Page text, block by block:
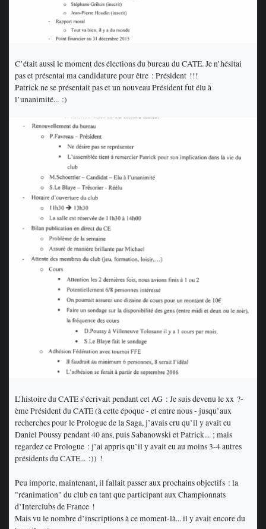
C’était aussi le moment des élections du bureau du CATE. Je n’hésitai
pas et présentai ma candidature pour être : Président !!!
Patrick ne se présentait pas et un nouveau Président fut élu à
l’unanimité... :)
L’histoire du CATE s’écrivait pendant cet AG : Je suis devenu le xx ?-
ème Président du CATE (à cette époque - et entre nous - jusqu’aux
recherches pour le Prologue de la Saga, j’avais cru qu’il y avait eu
Daniel Poussy pendant 40 ans, puis Sabanowski et Patrick... ; mais
regardez ce Prologue : j’ai appris qu’il y avait eu au moins 3-4 autres
présidents du CATE... :)) !
Peu importe, maintenant, il fallait passer aux prochains objectifs : la
"réanimation" du club en tant que participant aux Championnats
d’Interclubs de France !
Mais vu le nombre d’inscriptions à ce moment-là... il y avait encore du